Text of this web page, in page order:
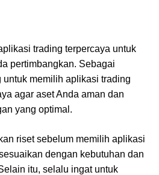
trading terpercaya untuk
pertimbangkan. Sebagai
untuk memilih aplikasi trading
agar aset Anda aman dan
yang optimal.
riset sebelum memilih aplikasi
dengan kebutuhan dan
itu, selalu ingat untuk